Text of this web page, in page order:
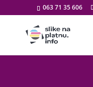
063 71 35 606